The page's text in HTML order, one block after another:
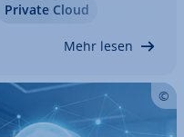
neuer An­
Un­ter­neh­men
Private Cloud
Mehr lesen